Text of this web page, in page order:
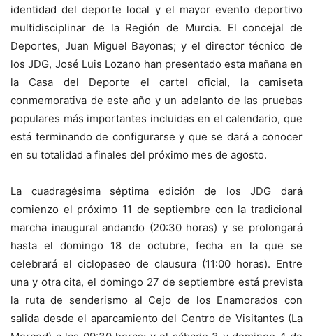
identidad del deporte local y el mayor evento deportivo
multidisciplinar de la Región de Murcia. El concejal de
Deportes, Juan Miguel Bayonas; y el director técnico de
los JDG, José Luis Lozano han presentado esta mañana en
la Casa del Deporte el cartel oficial, la camiseta
conmemorativa de este año y un adelanto de las pruebas
populares más importantes incluidas en el calendario, que
está terminando de configurarse y que se dará a conocer
en su totalidad a finales del próximo mes de agosto.
La cuadragésima séptima edición de los JDG dará
comienzo el próximo 11 de septiembre con la tradicional
marcha inaugural andando (20:30 horas) y se prolongará
hasta el domingo 18 de octubre, fecha en la que se
celebrará el ciclopaseo de clausura (11:00 horas). Entre
una y otra cita, el domingo 27 de septiembre está prevista
la ruta de senderismo al Cejo de los Enamorados con
salida desde el aparcamiento del Centro de Visitantes (La